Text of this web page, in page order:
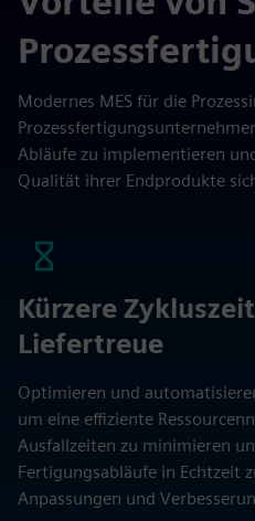
Modernes MES für die
Abläufe zu implementieren
Qualität ihrer Endprodukte
Kürzere
Liefertreue
Optimieren und
um eine effiziente
Ausfallzeiten zu minimieren
Fertigungsabläufe in Echtzeit
Anpassungen und